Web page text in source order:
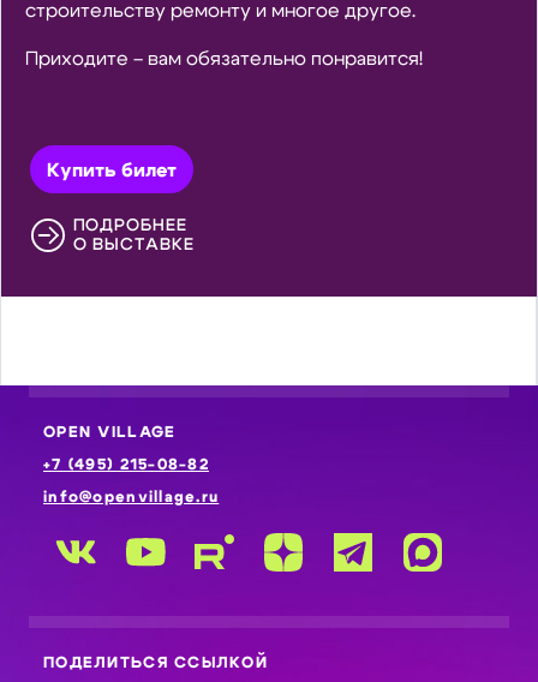
строительству ремонту и многое другое.
Приходите – вам обязательно понравится!
Купить билет
ПОДРОБНЕЕ
О ВЫСТАВКЕ
OPEN VILLAGE
+7 (495) 215-08-82
info@openvillage.ru
ПОДЕЛИТЬСЯ ССЫЛКОЙ